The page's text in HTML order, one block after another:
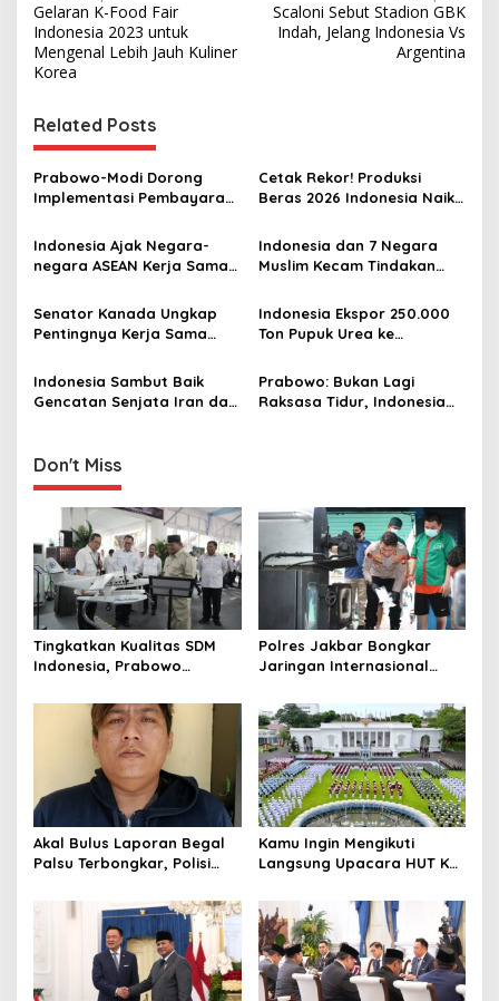
o
s
t
n
a
v
i
g
a
t
i
o
n
Gelaran K-Food Fair
Indonesia 2023 untuk
Mengenal Lebih Jauh Kuliner
Korea
Scaloni Sebut Stadion GBK
Indah, Jelang Indonesia Vs
Argentina
Related Posts
Prabowo-Modi Dorong
Implementasi Pembayaran
Batas di India dan
Indonesia
Cetak Rekor! Produksi
Beras 2026 Indonesia Naik
Indonesia Ajak Negara-
negara ASEAN Kerja Sama
Global
Indonesia dan 7 Negara
Muslim Kecam Tindakan
Bendera Zionis Israel di
Masjid Al-Aqsa
Senator Kanada Ungkap
Pentingnya Kerja Sama
Sekadar Perdagangan
Indonesia Ekspor 250.000
Ton Pupuk Urea ke
Sampaikan Terima Kasih ke
Prabowo
Indonesia Sambut Baik
Gencatan Senjata Iran dan
Prabowo: Bukan Lagi
Raksasa Tidur, Indonesia
Don't Miss
Tingkatkan Kualitas SDM
Indonesia, Prabowo
hingga Undang Universitas
Terbaik Dunia
Polres Jakbar Bongkar
Jaringan Internasional
Narkoba, 7 Tersangka
Diringkus dan Barang Bukti
1,1 Ton Rp119 Miliar
Dimusnahkan
Akal Bulus Laporan Begal
Palsu Terbongkar, Polisi
Perusahaan untuk Crypto
Kamu Ingin Mengikuti
Langsung Upacara HUT Ke-
Istana? Ini Link
Pendaftaran Resminya di
Sini